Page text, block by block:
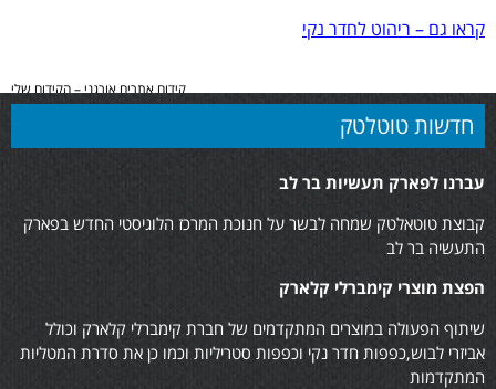
קראו גם – ריהוט לחדר נקי
קידום אתרים אורגני – הקידום שלי
חדשות טוטלטק
עברנו לפארק תעשיות בר לב
קבוצת טוטאלטק שמחה לבשר על חנוכת המרכז הלוגיסטי החדש בפארק
התעשיה בר לב
הפצת מוצרי קימברלי קלארק
שיתוף הפעולה במוצרים המתקדמים של חברת קימברלי קלארק וכולל
אביזרי לבוש,כפפות חדר נקי וכפפות סטריליות וכמו כן את סדרת המטליות
המתקדמות